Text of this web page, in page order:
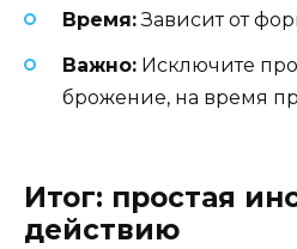
Время:Зависит от
Важно: Исключите
брожение, на время
Итог: простая
действию